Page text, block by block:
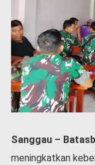
e
m
e
r
i
n
t
a
h
e
r
Sanggau –
meningkatkan